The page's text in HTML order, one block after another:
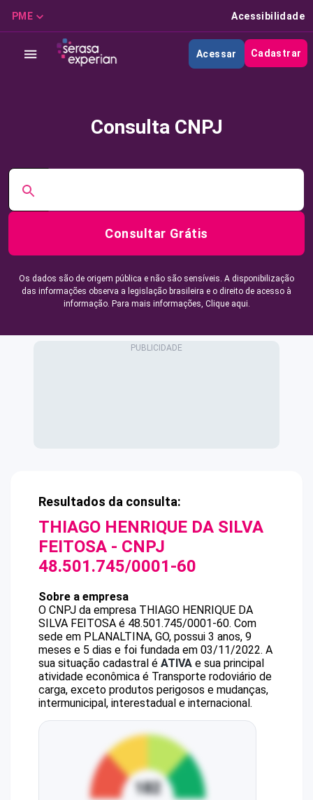
PME Acessibilidade
Acessar Cadastrar
Consulta CNPJ
Consultar Grátis
Os dados são de origem pública e não são sensíveis. A disponibilização
das informações observa a legislação brasileira e o direito de acesso à
informação. Para mais informações, Clique aqui.
Resultados da consulta:
THIAGO HENRIQUE DA SILVA
FEITOSA - CNPJ
48.501.745/0001-60
Sobre a empresa
O CNPJ da empresa THIAGO HENRIQUE DA
SILVA FEITOSA é 48.501.745/0001-60. Com
sede em PLANALTINA, GO, possui 3 anos, 9
meses e 5 dias e foi fundada em 03/11/2022. A
sua situação cadastral é ATIVA e sua principal
atividade econômica é Transporte rodoviário de
carga, exceto produtos perigosos e mudanças,
intermunicipal, interestadual e internacional.